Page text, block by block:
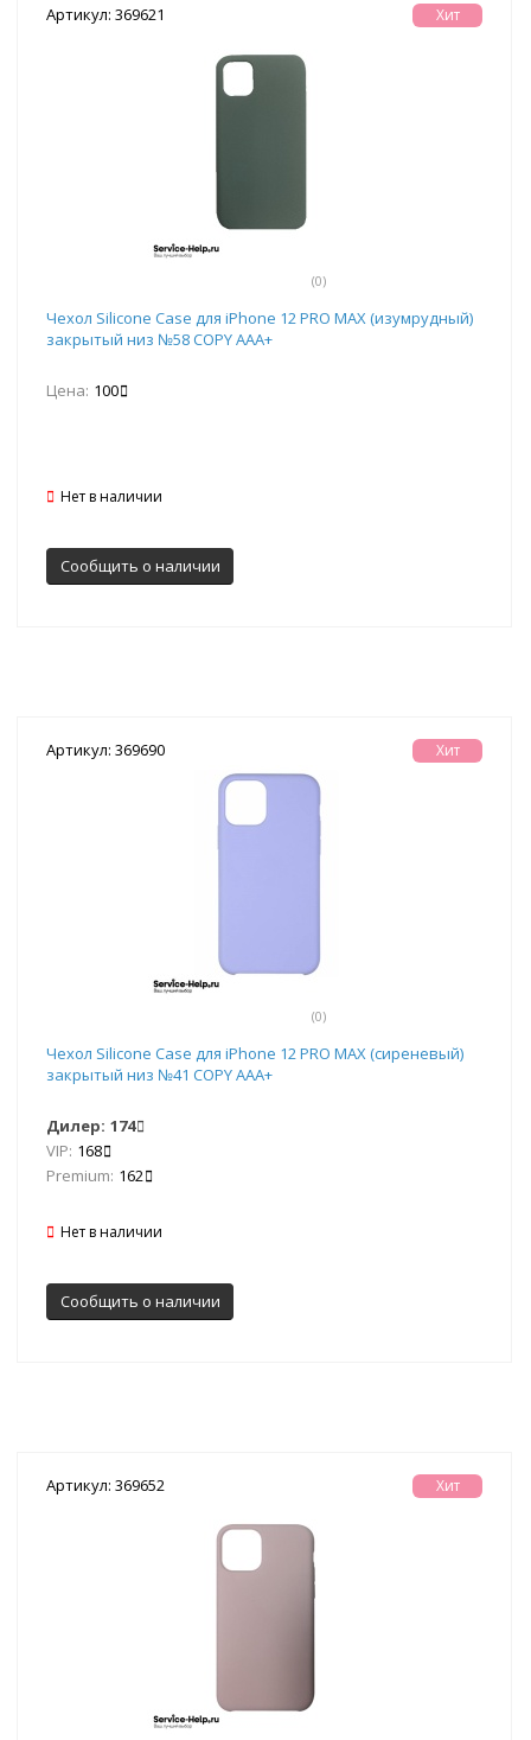
Артикул: 369621
(0)
Хит
Чехол Silicone Case для iPhone 12 PRO MAX (изумрудный)
закрытый низ №58 COPY AAA+
Цена: 100
Нет в наличии
Сообщить о наличии
Артикул: 369690
(0)
Хит
Чехол Silicone Case для iPhone 12 PRO MAX (сиреневый)
закрытый низ №41 COPY AAA+
Дилер: 174
VIP: 168
Premium: 162
Нет в наличии
Сообщить о наличии
Артикул: 369652 Хит